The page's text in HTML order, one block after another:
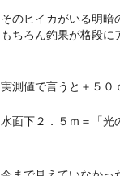
そのヒイカがいる明暗
もちろん釣果が格段に
実測値で言うと＋５０
水面下２．５ｍ＝「光